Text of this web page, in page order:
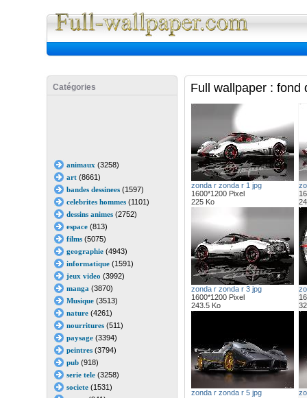
Catégories
animaux (3258)
art(8661)
bandes dessinees(1597)
celebrites hommes(1101)
dessins animes(2752)
espace(813)
films(5075)
geographie(4943)
informatique(1591)
jeux video (3992)
manga (3870)
Musique(3513)
nature(4261)
nourritures(511)
paysage(3394)
peintres(3794)
pub(918)
serie tele(3258)
societe(1531)
Full wallpaper : fond
zonda r zonda r 1 jpg
1600*1200 Pixel
225 Ko
zonda r zonda r 3 jpg
1600*1200 Pixel
243.5 Ko
zonda r zonda r 5 jpg